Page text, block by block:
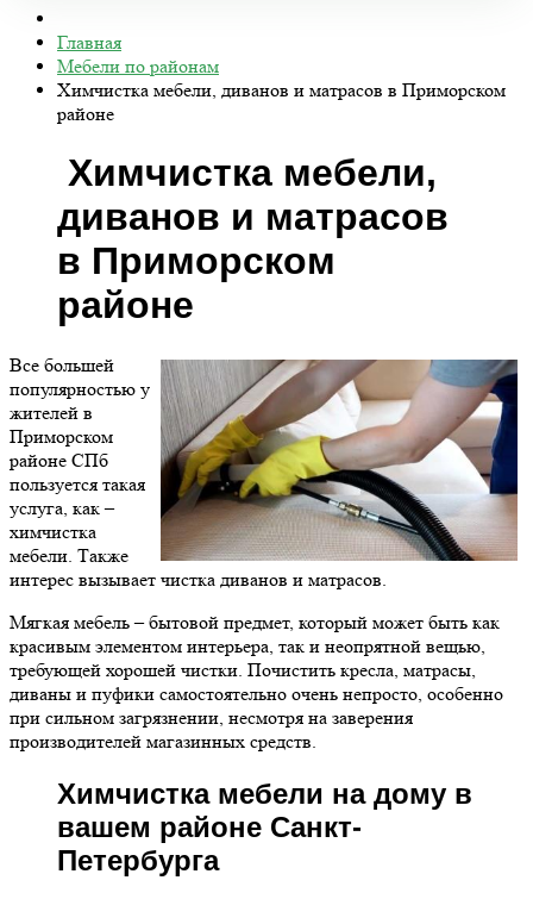
Главная
Мебели по районам
Химчистка мебели, диванов и матрасов в Приморском
районе
Химчистка мебели,
диванов и матрасов
в Приморском
районе
Все большей
популярностью у
жителей в
Приморском
районе СПб
пользуется такая
услуга, как –
химчистка
мебели. Также
интерес вызывает чистка диванов и матрасов.
Мягкая мебель – бытовой предмет, который может быть как
красивым элементом интерьера, так и неопрятной вещью,
требующей хорошей чистки. Почистить кресла, матрасы,
диваны и пуфики самостоятельно очень непросто, особенно
при сильном загрязнении, несмотря на заверения
производителей магазинных средств.
Химчистка мебели на дому в
вашем районе Санкт-
Петербурга